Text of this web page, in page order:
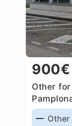
900€
Other
Other